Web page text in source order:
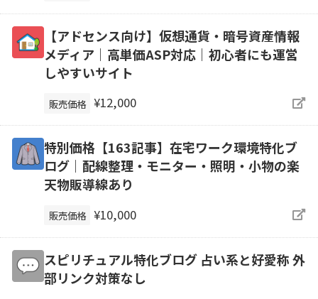
【アドセンス向け】仮想通貨・暗号資産情報
メディア｜高単価ASP対応｜初心者にも運営
しやすいサイト
販売価格 ¥12,000
特別価格【163記事】在宅ワーク環境特化ブ
ログ｜配線整理・モニター・照明・小物の楽
天物販導線あり
販売価格 ¥10,000
スピリチュアル特化ブログ 占い系と好愛称 外
部リンク対策なし